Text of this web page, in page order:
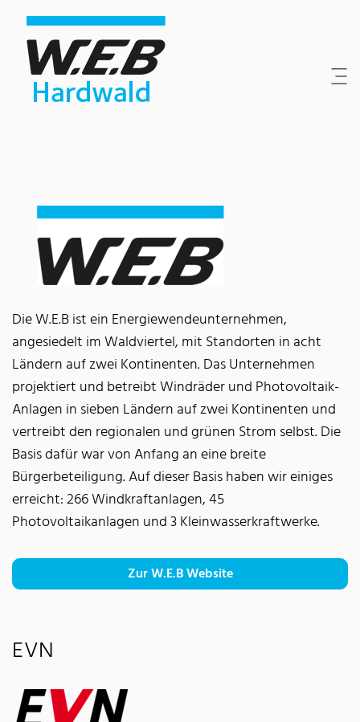
Inhaltsbereich
Suche
Hauptnavigation
Kontakt
Footer
Die W.E.B ist ein Energiewendeunternehmen,
angesiedelt im Waldviertel, mit Standorten in acht
Ländern auf zwei Kontinenten. Das Unternehmen
projektiert und betreibt Windräder und Photovoltaik-
Anlagen in sieben Ländern auf zwei Kontinenten und
vertreibt den regionalen und grünen Strom selbst. Die
Basis dafür war von Anfang an eine breite
Bürgerbeteiligung. Auf dieser Basis haben wir einiges
erreicht: 266 Windkraftanlagen, 45
Photovoltaikanlagen und 3 Kleinwasserkraftwerke.
Zur W.E.B Website
EVN